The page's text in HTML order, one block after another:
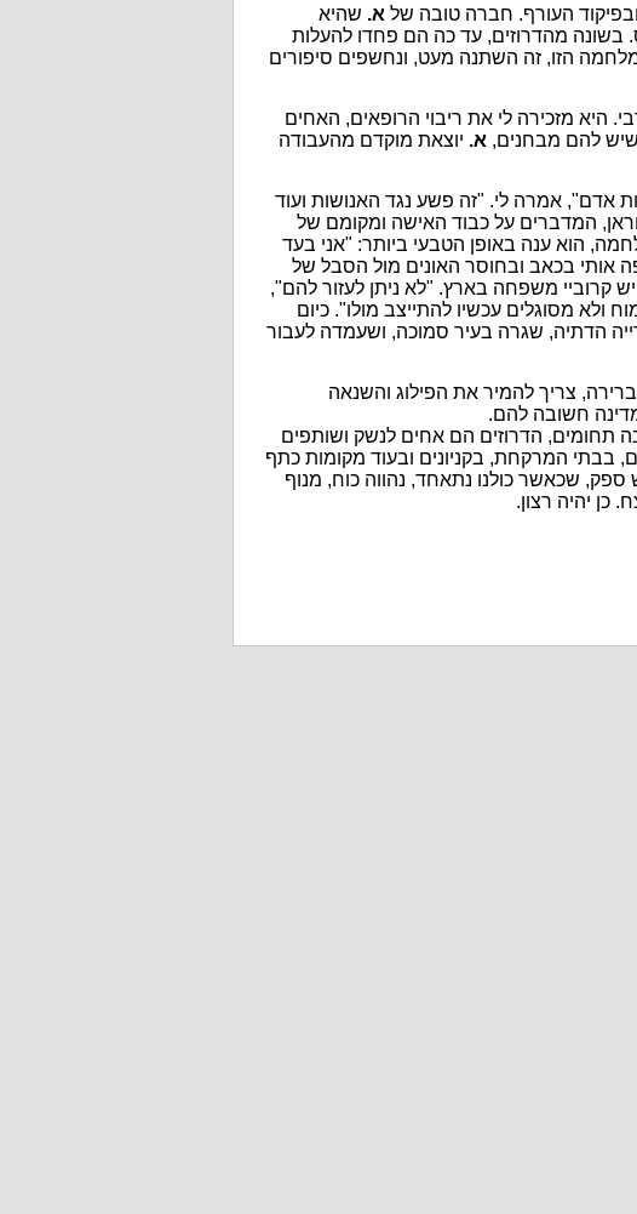
העורף. חברה טובה של א. שהיא
מהדרוזים, עד כה הם פחדו להעלות
הזו, זה השתנה מעט, ונחשפים סיפורים
היא מזכירה לי את ריבוי הרופאים, האחים
להם מבחנים, א. יוצאת מוקדם מהעבודה
אדם", אמרה לי. "זה פשע נגד האנושות ועוד
המדברים על כבוד האישה ומקומם של
בנה בן ה11 על עמדתו במלחמה, הוא ענה באופן הטבעי ביותר: "אני בעד
בכאב ובחוסר האונים מול הסבל של
משפחה בארץ. "לא ניתן לעזור להם",
מסוגלים עכשיו להתייצב מולו". כיום
הדתיה, שגרה בעיר סמוכה, ושעמדה לעבור
צריך להמיר את הפילוג והשנאה
חשובה להם.
תחומים, הדרוזים הם אחים לנשק ושותפים
בבתי המרקחת, בקניונים ובעוד מקומות כתף
ספק, שכאשר כולנו נתאחד, נהווה כוח, מנוף
כן יהיה רצון.